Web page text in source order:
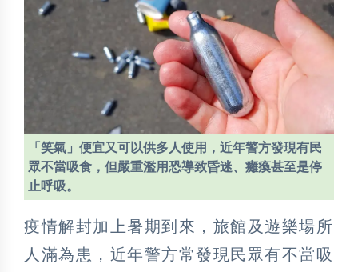
「笑氣」便宜又可以供多人使用，近年警方發現有民
眾不當吸食，但嚴重濫用恐導致昏迷、癱瘓甚至是停
止呼吸。
疫情解封加上暑期到來，旅館及遊樂場所
人滿為患，近年警方常發現民眾有不當吸